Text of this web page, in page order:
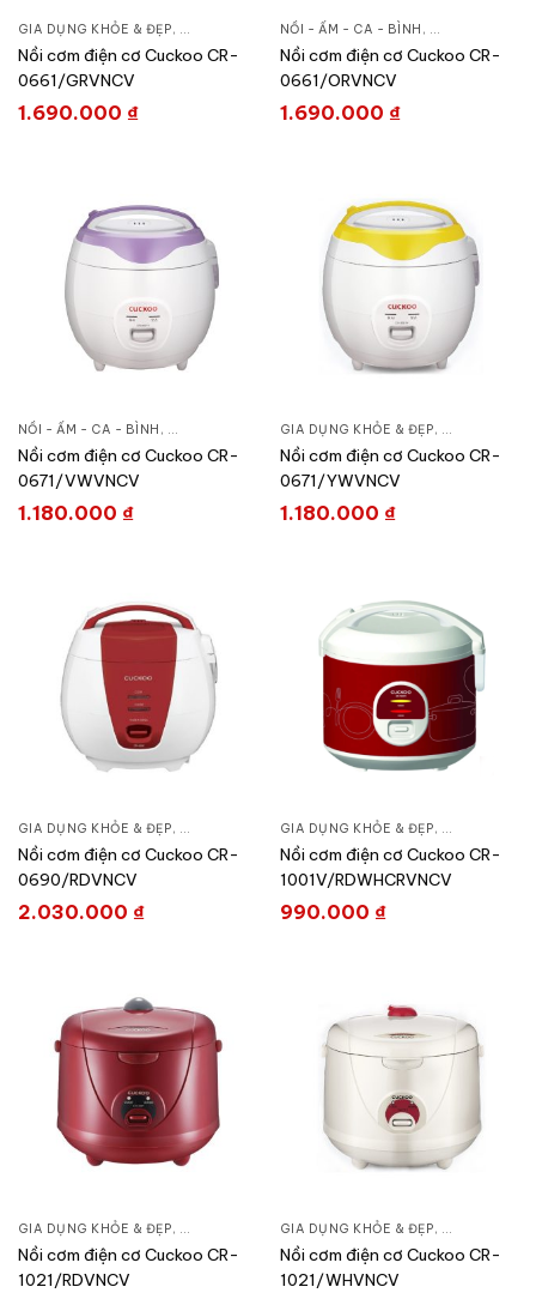
GIA DỤNG KHỎE & ĐẸP, NỒI - ẤM - CA - BÌNH, NỒI CƠM ĐIỆN
Nồi cơm điện cơ Cuckoo CR-
0661/GRVNCV
1.690.000 ₫
NỒI - ẤM - CA - BÌNH , GIA DỤNG
Nồi cơm điện cơ Cuckoo CR-
0661/ORVNCV
1.690.000 ₫
NỒI - ẤM - CA - BÌNH , GIA DỤNG KHỎE & ĐẸP, NỒI CƠM ĐIỆN
Nồi cơm điện cơ Cuckoo CR-
0671/VWVNCV
1.180.000 ₫
GIA DỤNG KHỎE & ĐẸP, NỒI - ẤM -
Nồi cơm điện cơ Cuckoo CR-
0671/YWVNCV
1.180.000 ₫
GIA DỤNG KHỎE & ĐẸP, NỒI - ẤM - CA - BÌNH, NỒI CƠM ĐIỆN
Nồi cơm điện cơ Cuckoo CR-
0690/RDVNCV
2.030.000 ₫
GIA DỤNG KHỎE & ĐẸP, NỒI - ẤM -
Nồi cơm điện cơ Cuckoo CR-
1001V/RDWHCRVNCV
990.000 ₫
GIA DỤNG KHỎE & ĐẸP, NỒI - ẤM - CA - BÌNH, NỒI CƠM ĐIỆN
Nồi cơm điện cơ Cuckoo CR-
1021/RDVNCV
GIA DỤNG KHỎE & ĐẸP, NỒI - ẤM -
Nồi cơm điện cơ Cuckoo CR-
1021/WHVNCV